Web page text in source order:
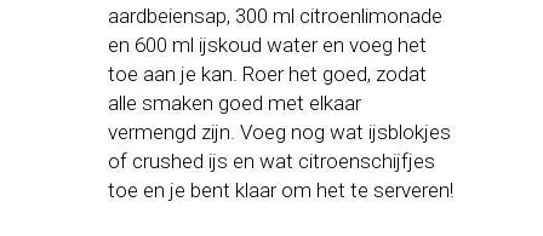
aardbeiensap, 300 ml citroenlimonade
en 600 ml ijskoud water en voeg het
toe aan je kan. Roer het goed, zodat
alle smaken goed met elkaar
vermengd zijn. Voeg nog wat ijsblokjes
of crushed ijs en wat citroenschijfjes
toe en je bent klaar om het te serveren!